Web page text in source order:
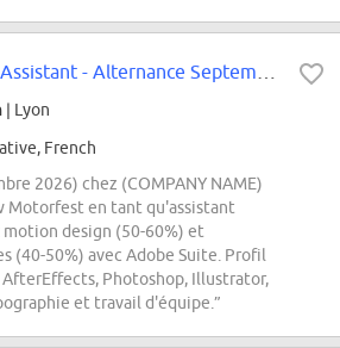
| Lyon
French
2026) chez (COMPANY NAME)
Motorfest en tant qu'assistant
motion design (50-60%) et
(40-50%) avec Adobe Suite. Profil
Photoshop, Illustrator,
et travail d'équipe.”